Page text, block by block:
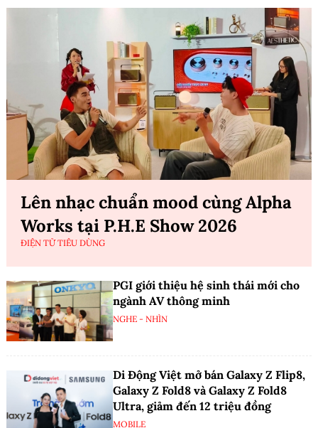
Lên nhạc chuẩn mood cùng Alpha
Works tại P.H.E Show 2026
ĐIỆN TỬ TIÊU DÙNG
PGI giới thiệu hệ sinh thái mới cho
ngành AV thông minh
NGHE - NHÌN
Di Động Việt mở bán Galaxy Z Flip8,
Galaxy Z Fold8 và Galaxy Z Fold8
Ultra, giảm đến 12 triệu đồng
MOBILE